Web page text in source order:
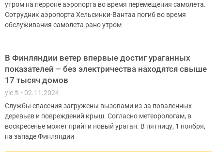
утром на перроне аэропорта во время перемещения самолета.
Сотрудник аэропорта Хельсинки-Вантаа погиб во время
обслуживания самолета рано утром
В Финляндии ветер впервые достиг ураганных
показателей – без электричества находятся свыше
17 тысяч домов
yle.fi
02.11.2024
Службы спасения загружены вызовами из-за поваленных
деревьев и повреждений крыш. Согласно метеорологам, в
воскресенье может прийти новый ураган. В пятницу, 1 ноября,
на западе Финляндии